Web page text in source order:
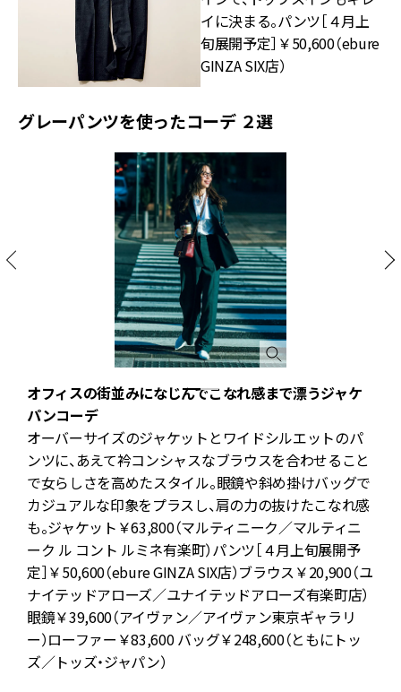
イに決まる。パンツ［４月上
旬展開予定］￥50,600（ebure
GINZA SIX店）
グレーパンツを使ったコーデ ２選
オフィスの街並みになじんでこなれ感まで漂うジャケ
パンコーデ
オーバーサイズのジャケットとワイドシルエットのパ
ンツに、あえて衿コンシャスなブラウスを合わせること
で女らしさを高めたスタイル。眼鏡や斜め掛けバッグで
カジュアルな印象をプラスし、肩の力の抜けたこなれ感
も。ジャケット￥63,800（マルティニーク／マルティニ
ーク ル コント ルミネ有楽町）パンツ［４月上旬展開予
定］￥50,600（ebure GINZA SIX店）ブラウス￥20,900（ユ
ナイテッドアローズ／ユナイテッドアローズ有楽町店）
眼鏡￥39,600（アイヴァン／アイヴァン東京ギャラリ
ー）ローファー￥83,600 バッグ￥248,600（ともにトッ
ズ／トッズ・ジャパン）